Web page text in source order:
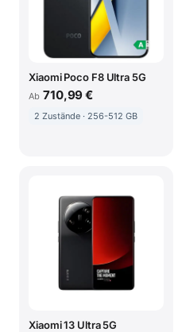
Xiaomi Poco F8 Ultra 5G
Ab 710,99 €
2 Zustände · 256-512 GB
Xiaomi 13 Ultra 5G